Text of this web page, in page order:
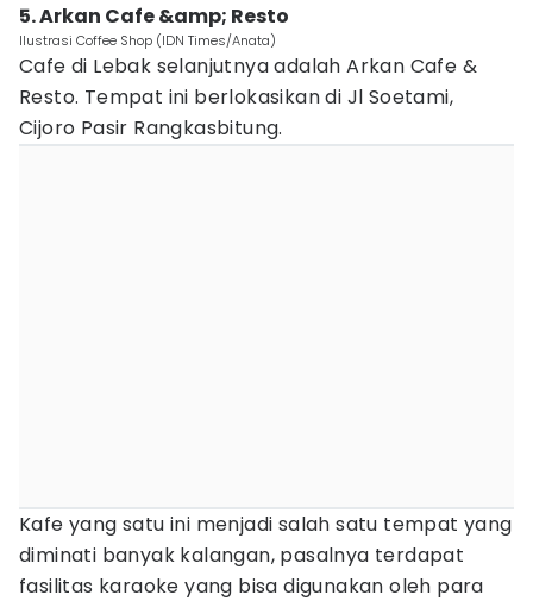
5. Arkan Cafe &amp; Resto
Ilustrasi Coffee Shop (IDN Times/Anata)
Cafe di Lebak selanjutnya adalah Arkan Cafe &
Resto. Tempat ini berlokasikan di Jl Soetami,
Cijoro Pasir Rangkasbitung.
Kafe yang satu ini menjadi salah satu tempat yang
diminati banyak kalangan, pasalnya terdapat
fasilitas karaoke yang bisa digunakan oleh para